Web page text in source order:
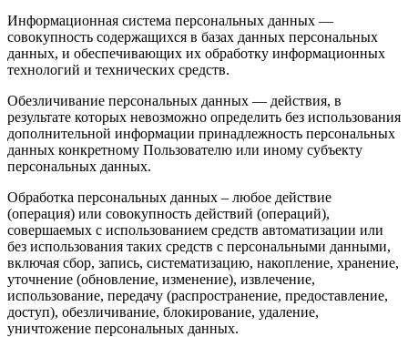
Информационная система персональных данных —
совокупность содержащихся в базах данных персональных
данных, и обеспечивающих их обработку информационных
технологий и технических средств.
Обезличивание персональных данных — действия, в
результате которых невозможно определить без использования
дополнительной информации принадлежность персональных
данных конкретному Пользователю или иному субъекту
персональных данных.
Обработка персональных данных – любое действие
(операция) или совокупность действий (операций),
совершаемых с использованием средств автоматизации или
без использования таких средств с персональными данными,
включая сбор, запись, систематизацию, накопление, хранение,
уточнение (обновление, изменение), извлечение,
использование, передачу (распространение, предоставление,
доступ), обезличивание, блокирование, удаление,
уничтожение персональных данных.